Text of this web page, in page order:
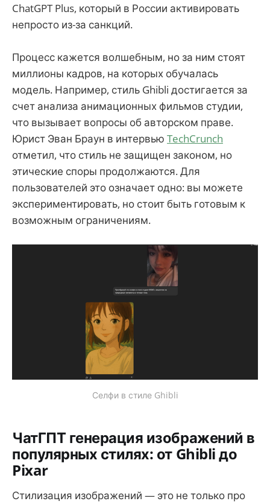
ChatGPT Plus, который в России активировать
непросто из-за санкций.
Процесс кажется волшебным, но за ним стоят
миллионы кадров, на которых обучалась
модель. Например, стиль Ghibli достигается за
счет анализа анимационных фильмов студии,
что вызывает вопросы об авторском праве.
Юрист Эван Браун в интервью TechCrunch
отметил, что стиль не защищен законом, но
этические споры продолжаются. Для
пользователей это означает одно: вы можете
экспериментировать, но стоит быть готовым к
возможным ограничениям.
Селфи в стиле Ghibli
ЧатГПТ генерация изображений в
популярных стилях: от Ghibli до
Pixar
Стилизация изображений — это не только про